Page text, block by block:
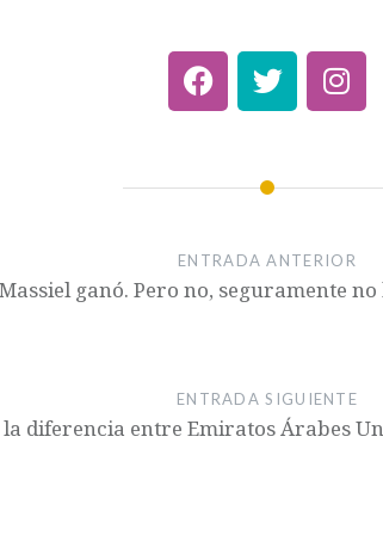
ENTRADA ANTERIOR
Massiel ganó. Pero no, seguramente
ENTRADA SIGUIENTE
la diferencia entre Emiratos Árabes